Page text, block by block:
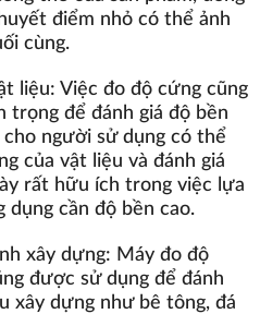
điểm nhỏ có thể ảnh
cùng.
liệu: Việc đo độ cứng cũng
trọng để đánh giá độ bền
người sử dụng có thể
của vật liệu và đánh giá
rất hữu ích trong việc lựa
dụng cần độ bền cao.
xây dựng: Máy đo độ
được sử dụng để đánh
xây dựng như bê tông, đá